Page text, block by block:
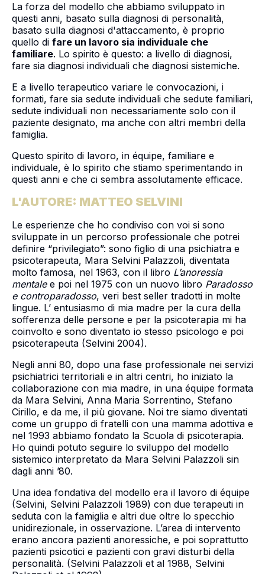
La forza del modello che abbiamo sviluppato in
questi anni, basato sulla diagnosi di personalità,
basato sulla diagnosi d'attaccamento, è proprio
quello di fare un lavoro sia individuale che
familiare. Lo spirito è questo: a livello di diagnosi,
fare sia diagnosi individuali che diagnosi sistemiche.
E a livello terapeutico variare le convocazioni, i
formati, fare sia sedute individuali che sedute familiari,
sedute individuali non necessariamente solo con il
paziente designato, ma anche con altri membri della
famiglia.
Questo spirito di lavoro, in équipe, familiare e
individuale, è lo spirito che stiamo sperimentando in
questi anni e che ci sembra assolutamente efficace.
L'AUTORE: MATTEO SELVINI
Le esperienze che ho condiviso con voi si sono
sviluppate in un percorso professionale che potrei
definire “privilegiato”: sono figlio di una psichiatra e
psicoterapeuta, Mara Selvini Palazzoli, diventata
molto famosa, nel 1963, con il libro L’anoressia
mentalee poi nel 1975 con un nuovo libro Paradosso
e controparadosso, veri best seller tradotti in molte
lingue. L’ entusiasmo di mia madre per la cura della
sofferenza delle persone e per la psicoterapia mi ha
coinvolto e sono diventato io stesso psicologo e poi
psicoterapeuta (Selvini 2004).
Negli anni 80, dopo una fase professionale nei servizi
psichiatrici territoriali e in altri centri, ho iniziato la
collaborazione con mia madre, in una équipe formata
da Mara Selvini, Anna Maria Sorrentino, Stefano
Cirillo, e da me, il più giovane. Noi tre siamo diventati
come un gruppo di fratelli con una mamma adottiva e
nel 1993 abbiamo fondato la Scuola di psicoterapia.
Ho quindi potuto seguire lo sviluppo del modello
sistemico interpretato da Mara Selvini Palazzoli sin
dagli anni ’80.
Una idea fondativa del modello era il lavoro di équipe
(Selvini, Selvini Palazzoli 1989) con due terapeuti in
seduta con la famiglia e altri due oltre lo specchio
unidirezionale, in osservazione. L’area di intervento
erano ancora pazienti anoressiche, e poi soprattutto
pazienti psicotici e pazienti con gravi disturbi della
personalità. (Selvini Palazzoli et al 1988, Selvini